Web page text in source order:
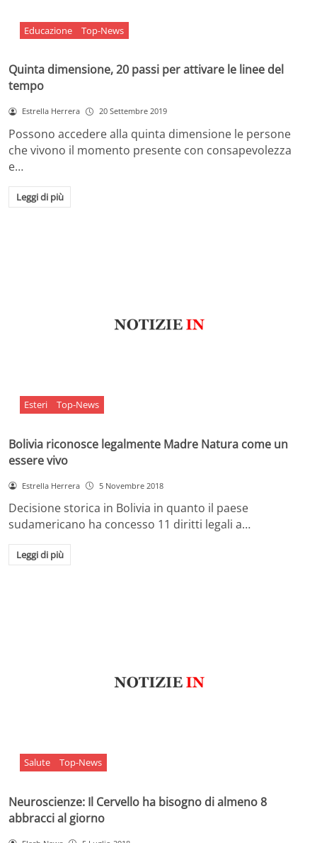
Educazione Top-News
Quinta dimensione, 20 passi per attivare le linee del
tempo
Estrella Herrera 20 Settembre 2019
Possono accedere alla quinta dimensione le persone
che vivono il momento presente con consapevolezza
e…
Leggi di più
Esteri Top-News
Bolivia riconosce legalmente Madre Natura come un
essere vivo
Estrella Herrera 5 Novembre 2018
Decisione storica in Bolivia in quanto il paese
sudamericano ha concesso 11 diritti legali a…
Leggi di più
Salute Top-News
Neuroscienze: Il Cervello ha bisogno di almeno 8
abbracci al giorno